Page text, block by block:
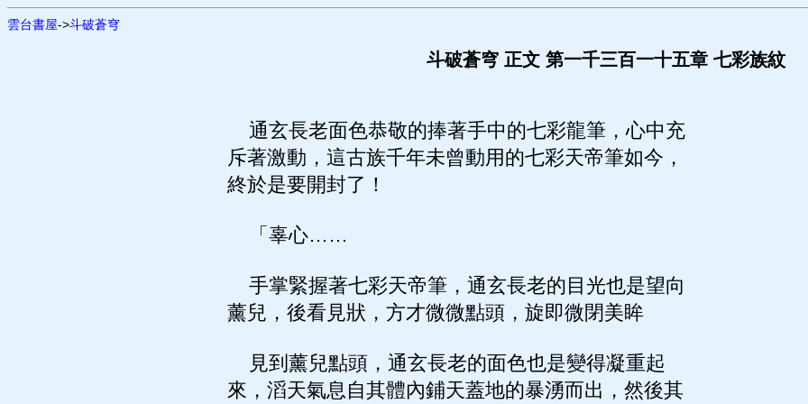
雲台書屋->斗破蒼穹
斗破蒼穹 正文 第一千三百一十五章 七彩族紋
通玄長老面色恭敬的捧著手中的七彩龍筆，心中充
斥著激動，這古族千年未曾動用的七彩天帝筆如今，
終於是要開封了！
「辜心……
手掌緊握著七彩天帝筆，通玄長老的目光也是望向
薰兒，後看見狀，方才微微點頭，旋即微閉美眸
見到薰兒點頭，通玄長老的面色也是變得凝重起
來，滔天氣息自其體內鋪天蓋地的暴湧而出，然後其